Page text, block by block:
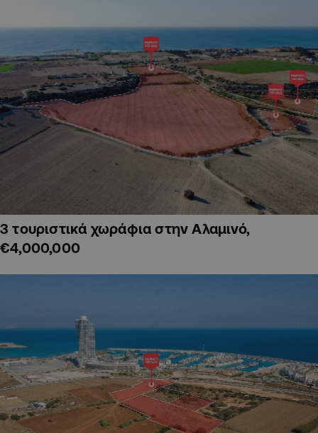
3 τουριστικά χωράφια στην Αλαμινό,
€4,000,000